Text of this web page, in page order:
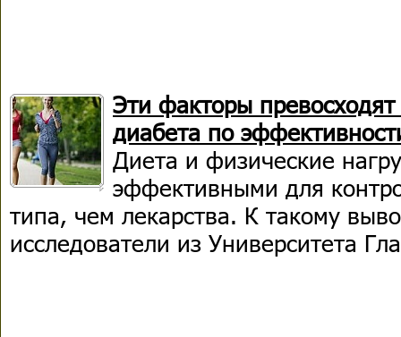
Эти факторы
диабета по
Диета и физические
эффективными для
типа, чем лекарства. К такому
исследователи из Университета